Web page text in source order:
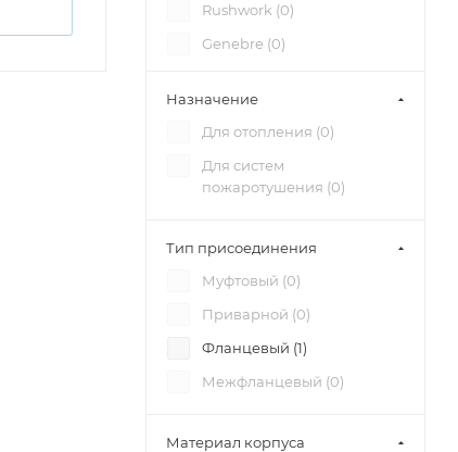
Rushwork (0)
Genebre (0)
Officine Rigamonti (
КПСР Групп (
Назначение
Для отопления (0)
Для систем
пожаротушения (0)
Тип присоединения
Муфтовый (0)
Приварной (0)
Фланцевый (1)
Межфланцевый (0)
Материал корпуса